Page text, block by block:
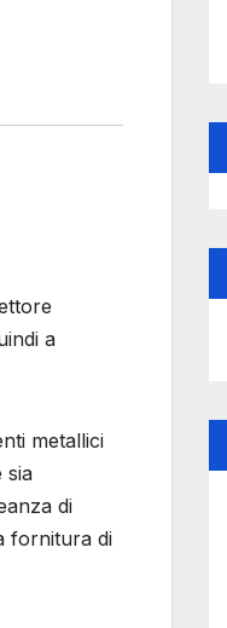
a
metallici
sia
di
fornitura di